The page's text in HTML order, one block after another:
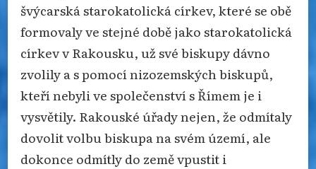
švýcarská starokatolická církev, které se obě
formovaly ve stejné době jako starokatolická
církev v Rakousku, už své biskupy dávno
zvolily a s pomocí nizozemských biskupů,
kteří nebyli ve společenství s Římem je i
vysvětily. Rakouské úřady nejen, že odmítaly
dovolit volbu biskupa na svém území, ale
dokonce odmítly do země vpustit i